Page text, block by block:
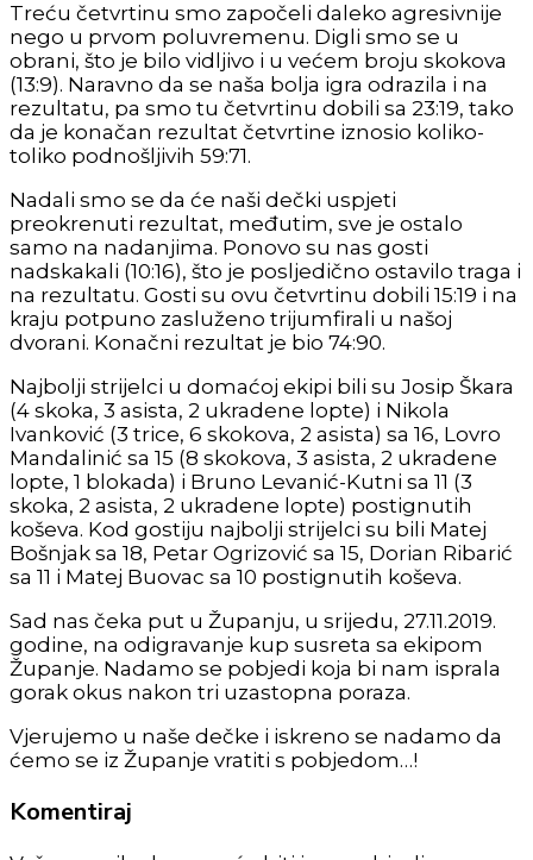
Treću četvrtinu smo započeli daleko agresivnije
nego u prvom poluvremenu. Digli smo se u
obrani, što je bilo vidljivo i u većem broju skokova
(13:9). Naravno da se naša bolja igra odrazila i na
rezultatu, pa smo tu četvrtinu dobili sa 23:19, tako
da je konačan rezultat četvrtine iznosio koliko-
toliko podnošljivih 59:71.
Nadali smo se da će naši dečki uspjeti
preokrenuti rezultat, međutim, sve je ostalo
samo na nadanjima. Ponovo su nas gosti
nadskakali (10:16), što je posljedično ostavilo traga i
na rezultatu. Gosti su ovu četvrtinu dobili 15:19 i na
kraju potpuno zasluženo trijumfirali u našoj
dvorani. Konačni rezultat je bio 74:90.
Najbolji strijelci u domaćoj ekipi bili su Josip Škara
(4 skoka, 3 asista, 2 ukradene lopte) i Nikola
Ivanković (3 trice, 6 skokova, 2 asista) sa 16, Lovro
Mandalinić sa 15 (8 skokova, 3 asista, 2 ukradene
lopte, 1 blokada) i Bruno Levanić-Kutni sa 11 (3
skoka, 2 asista, 2 ukradene lopte) postignutih
koševa. Kod gostiju najbolji strijelci su bili Matej
Bošnjak sa 18, Petar Ogrizović sa 15, Dorian Ribarić
sa 11 i Matej Buovac sa 10 postignutih koševa.
Sad nas čeka put u Županju, u srijedu, 27.11.2019.
godine, na odigravanje kup susreta sa ekipom
Županje. Nadamo se pobjedi koja bi nam isprala
gorak okus nakon tri uzastopna poraza.
Vjerujemo u naše dečke i iskreno se nadamo da
ćemo se iz Županje vratiti s pobjedom…!
Komentiraj